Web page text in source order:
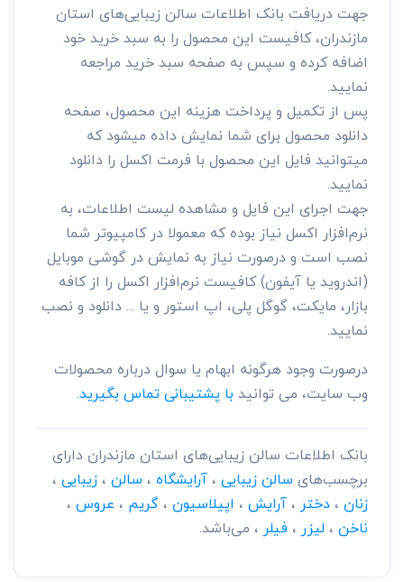
جهت دریافت بانک اطلاعات سالن زیبایی‌های استان
مازندران، کافیست این محصول را به سبد خرید خود
اضافه کرده و سپس به صفحه سبد خرید مراجعه
نمایید.
پس از تکمیل و پرداخت هزینه این محصول، صفحه
دانلود محصول برای شما نمایش داده میشود که
میتوانید فایل این محصول با فرمت اکسل را دانلود
نمایید.
جهت اجرای این فایل و مشاهده لیست اطلاعات، به
نرم‌افزار اکسل نیاز بوده که معمولا در کامپیوتر شما
نصب است و درصورت نیاز به نمایش در گوشی موبایل
(اندروید یا آیفون) کافیست نرم‌افزار اکسل را از کافه
بازار، مایکت، گوگل پلی، اپ استور و یا ... دانلود و نصب
نمایید.
درصورت وجود هرگونه ابهام یا سوال درباره محصولات
وب سایت، می توانید با پشتیبانی تماس بگیرید.
بانک اطلاعات سالن زیبایی‌های استان مازندران دارای
برچسب‌های سالن زیبایی ،آرایشگاه ، سالن ،زیبایی ،
زنان ،دختر ،آرایش ، اپیلاسیون ،گریم ، عروس ،
ناخن ،لیزر ، فیلر ، می‌باشد.